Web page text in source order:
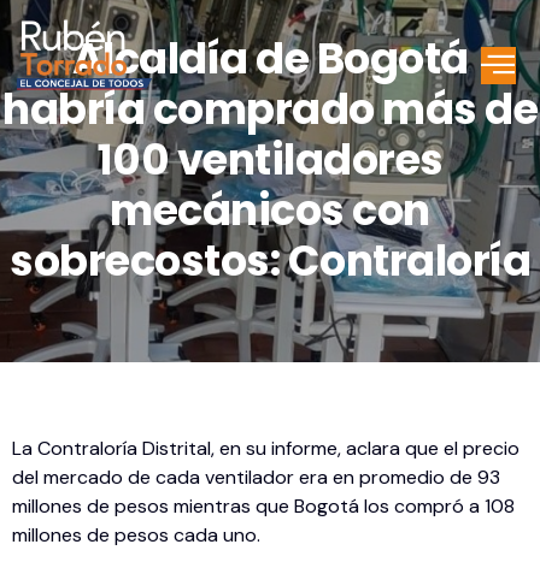
Alcaldía de Bogotá
habría comprado más de
100 ventiladores
mecánicos con
sobrecostos: Contraloría
La Contraloría Distrital, en su informe, aclara que el precio
del mercado de cada ventilador era en promedio de 93
millones de pesos mientras que Bogotá los compró a 108
millones de pesos cada uno.